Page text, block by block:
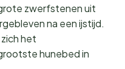
zwerfstenen uit
na een ijstijd.
het
hunebed in